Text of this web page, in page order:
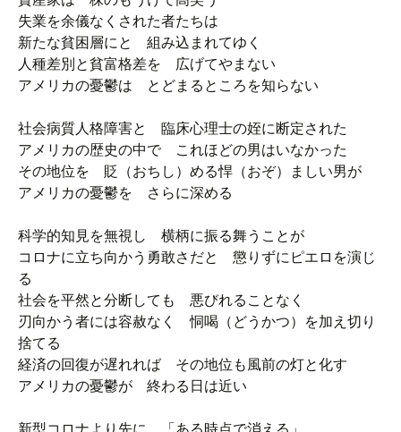
失業を余儀なくされた者たちは
新たな貧困層にと 組み込まれてゆく
人種差別と貧富格差を 広げてやまない
アメリカの憂鬱は とどまるところを知らない
社会病質人格障害と 臨床心理士の姪に断定された
アメリカの歴史の中で これほどの男はいなかった
その地位を 貶（おちし）める悍（おぞ）ましい男が
アメリカの憂鬱を さらに深める
科学的知見を無視し 横柄に振る舞うことが
コロナに立ち向かう勇敢さだと 懲りずにピエロを演じ
る
社会を平然と分断しても 悪びれることなく
刃向かう者には容赦なく 恫喝（どうかつ）を加え切り
捨てる
経済の回復が遅れれば その地位も風前の灯と化す
アメリカの憂鬱が 終わる日は近い